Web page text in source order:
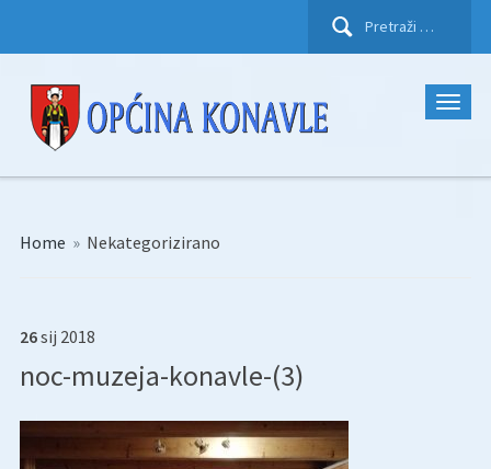
Pretraži:
Home » Nekategorizirano
26sij 2018
noc-muzeja-konavle-(3)